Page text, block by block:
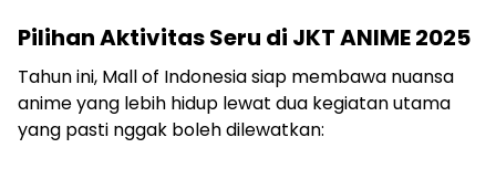
Pilihan Aktivitas Seru di JKT ANIME 2025
Tahun ini, Mall of Indonesia siap membawa nuansa
anime yang lebih hidup lewat dua kegiatan utama
yang pasti nggak boleh dilewatkan: